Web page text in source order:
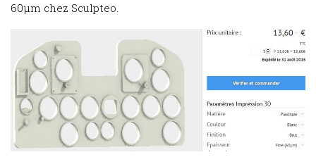
60μm chez Sculpteo.